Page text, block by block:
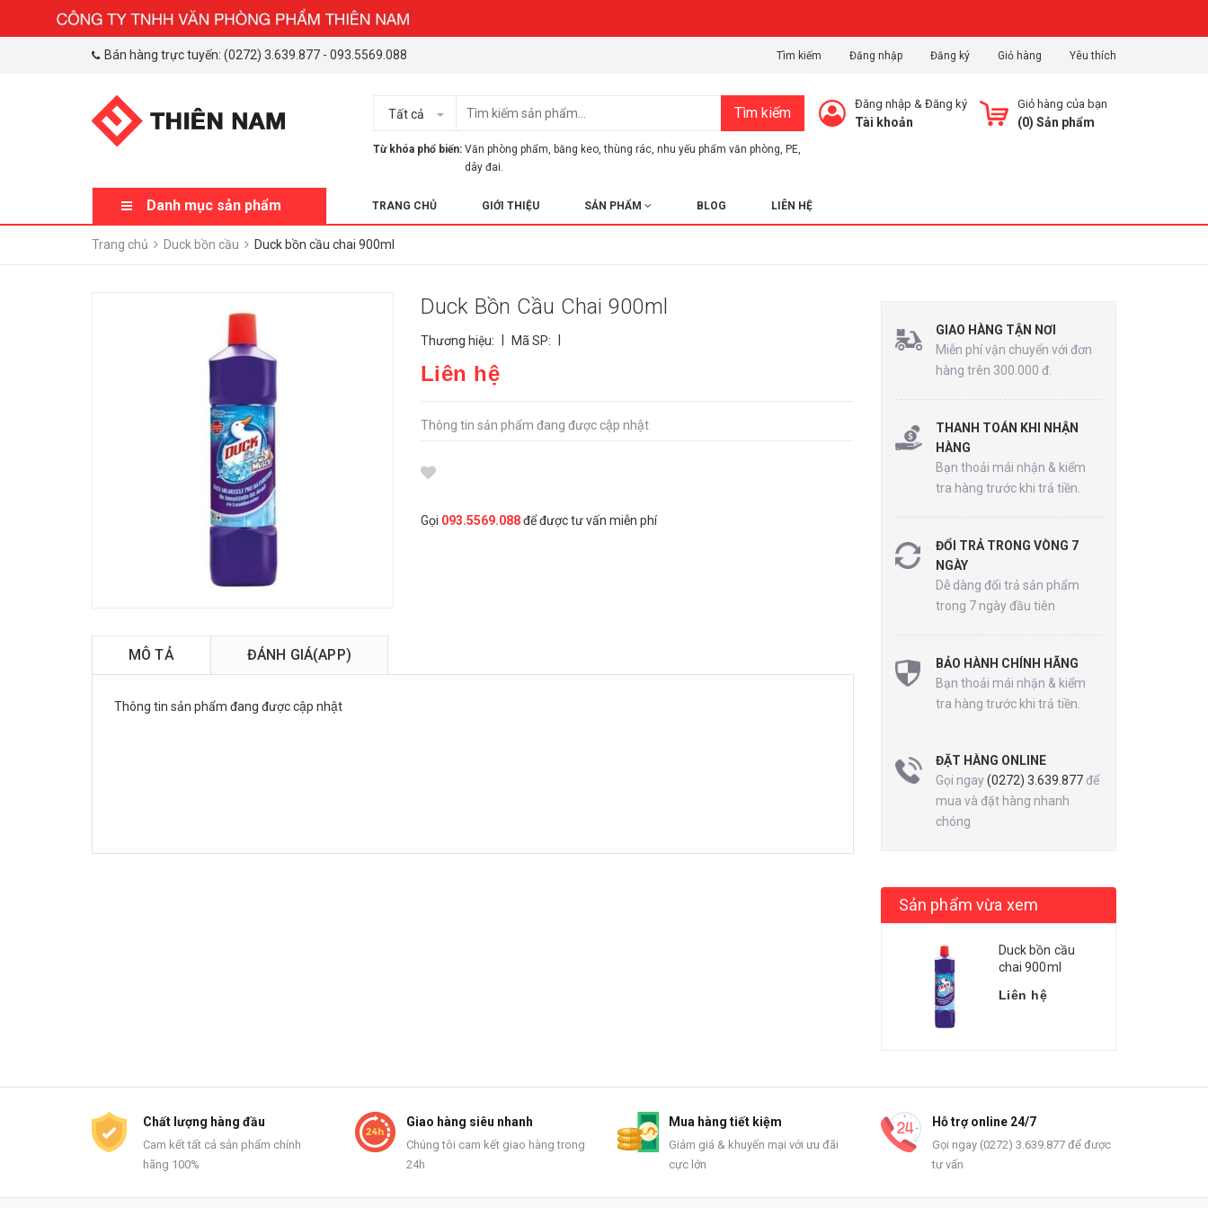
Bán hàng trực tuyến: (0272) 3.639.877 - 093.5569.088 Tìm kiếm Đăng nhập Đăng ký Giỏ hàng Yêu thích
Tất cả Tìm kiếm
Từ khóa phổ biến: Văn phòng phẩm băng keo ,thùng rác nhu yếu phẩm văn phòng PE
dây đai.
Giỏ hàng của bạn
(0) Sản phẩm
Đăng nhập & Đăng ký
Tài khoản
Danh mục sản phẩm TRANG CHỦ GIỚI THIỆU SẢN PHẨM BLOG LIÊN HỆ
Trang chủ Duck bồn cầu Duck bồn cầu chai 900ml
Duck Bồn Cầu Chai 900ml
Thương hiệu: | Mã SP: |
Liên hệ
Thông tin sản phẩm đang được cập nhật
Gọi 093.5569.088để được tư vấn miễn phí
MÔ TẢ ĐÁNH GIÁ(APP)
Thông tin sản phẩm đang được cập nhật
GIAO HÀNG TẬN NƠI
Miễn phí vận chuyển với đơn
hàng trên 300.000 đ.
THANH TOÁN KHI NHẬN
HÀNG
Bạn thoải mái nhận & kiểm
tra hàng trước khi trả tiền.
ĐỔI TRẢ TRONG VÒNG 7
NGÀY
Dễ dàng đổi trả sản phẩm
trong 7 ngày đầu tiên
BẢO HÀNH CHÍNH HÃNG
Bạn thoải mái nhận & kiểm
tra hàng trước khi trả tiền.
ĐẶT HÀNG ONLINE
Gọi ngay(0272) 3.639.877để
mua và đặt hàng nhanh
chóng
Sản phẩm vừa xem
Duck bồn cầu
chai 900ml
Liên hệ
Chất lượng hàng đầu
Cam kết tất cả sản phẩm chính
hãng 100%
Giao hàng siêu nhanh
Chúng tôi cam kết giao hàng trong
24h
Mua hàng tiết kiệm
Giảm giá & khuyến mại với ưu đãi
cực lớn
Hỗ trợ online 24/7
Gọi ngay (0272) 3.639.877 để được
tư vấn